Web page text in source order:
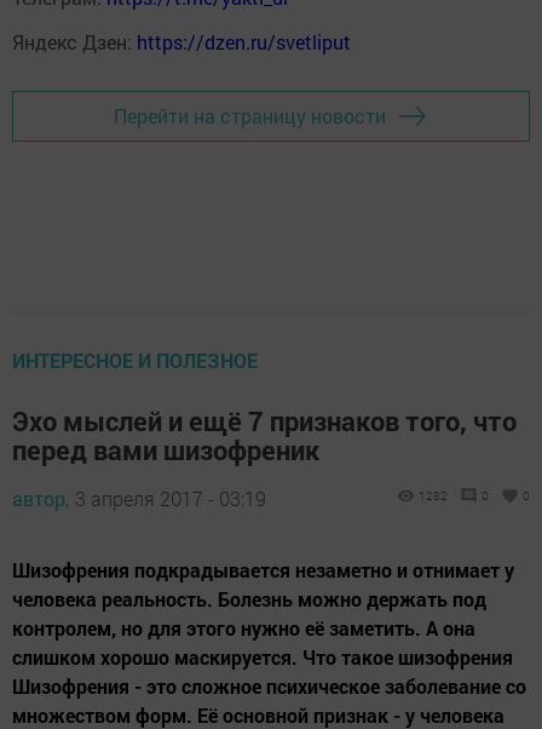
Яндекс Дзен: https://dzen.ru/svetliput
Перейти на страницу новости
ИНТЕРЕСНОЕ И ПОЛЕЗНОЕ
Эхо мыслей и ещё 7 признаков того, что
перед вами шизофреник
автор, 3 апреля 2017 - 03:19 1282 0 0
Шизофрения подкрадывается незаметно и отнимает у
человека реальность. Болезнь можно держать под
контролем, но для этого нужно её заметить. А она
слишком хорошо маскируется. Что такое шизофрения
Шизофрения - это сложное психическое заболевание со
множеством форм. Её основной признак - у человека